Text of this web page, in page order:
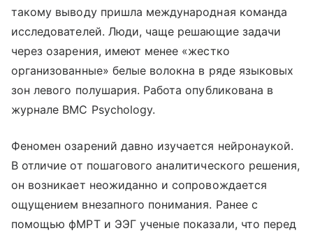
такому выводу пришла международная команда
исследователей. Люди, чаще решающие задачи
через озарения, имеют менее «жестко
организованные» белые волокна в ряде языковых
зон левого полушария. Работа опубликована в
журнале BMC Psychology.
Феномен озарений давно изучается нейронаукой.
В отличие от пошагового аналитического решения,
он возникает неожиданно и сопровождается
ощущением внезапного понимания. Ранее с
помощью фМРТ и ЭЭГ ученые показали, что перед